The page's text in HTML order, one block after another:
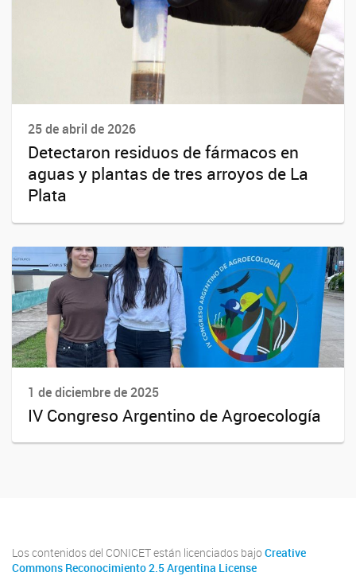
25 de abril de 2026
Detectaron residuos de fármacos en
aguas y plantas de tres arroyos de La
Plata
1 de diciembre de 2025
IV Congreso Argentino de Agroecología
Los contenidos del CONICET están licenciados bajo Creative
Commons Reconocimiento 2.5 Argentina License